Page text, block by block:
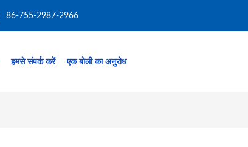
86-755-2987-2966
हमसे संपर्क करें एक बोली का अनुरोध